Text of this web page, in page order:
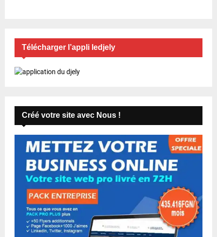
Télécharger l’appli ledjely
Créé votre site avec Nous !